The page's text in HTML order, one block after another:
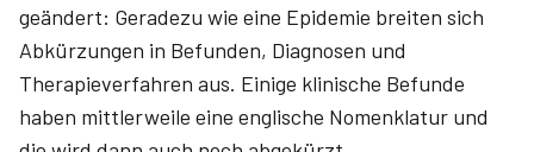
geändert: Geradezu wie eine Epidemie breiten sich
Abkürzungen in Befunden, Diagnosen und
Therapieverfahren aus. Einige klinische Befunde
haben mittlerweile eine englische Nomenklatur und